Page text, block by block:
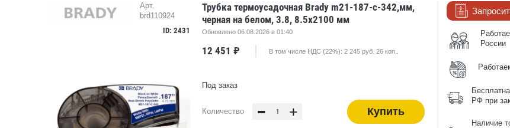
Арт.
brd110924
ID: 2431
Трубка термоусадочная Brady m21-187-c-342,мм,
черная на белом, 3.8, 8.5x2100 мм
Обновлено 06.08.2026 в 01:40
12 451 ₽ В том числе НДС (22%): 2 245 руб. 26 коп..
Под заказ
Количество - + Купить
России
РФ при
Наличие